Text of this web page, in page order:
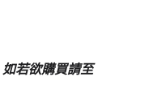
如若欲購買請至